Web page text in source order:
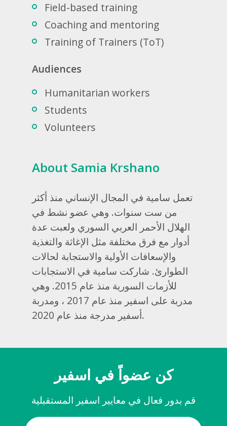
Field-based training
Coaching and mentoring
Training of Trainers (ToT)
Audiences
Humanitarian workers
Students
Volunteers
About Samia Krshano
تعمل سامية في المجال الإنساني منذ أكثر
من ست سنوات. وهي عضو نشط في
الهلال الأحمر العربي السوري ولعبت عدة
أدوار مع فرق مختلفة مثل الإغاثة والتغذية
والإسعافات الأولية والاستجابة لحالات
الطوارئ. شاركت سامية في الاستجابات
للأزمات السورية منذ عام 2015. وهي
مدربة على اسفير منذ عام 2017 ، ومدربة
أسفير مدرجة منذ عام 2020.
كن عضواً في اسفير
قم بدور فعال في معايير اسفير المستقبلية